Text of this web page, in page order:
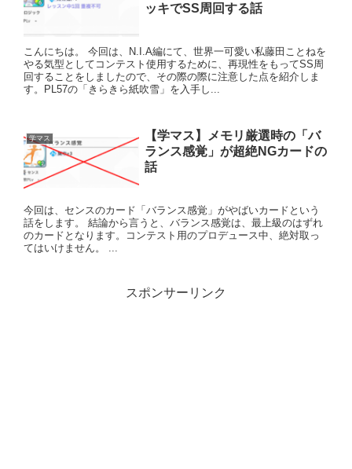
ッキでSS周回する話
こんにちは。 今回は、N.I.A編にて、世界一可愛い私藤田ことねを
やる気型としてコンテスト使用するために、再現性をもってSS周
回することをしましたので、その際の際に注意した点を紹介しま
す。PL57の「きらきら紙吹雪」を入手し...
学マス
【学マス】メモリ厳選時の「バ
ランス感覚」が超絶NGカードの
話
今回は、センスのカード「バランス感覚」がやばいカードという
話をします。 結論から言うと、バランス感覚は、最上級のはずれ
のカードとなります。コンテスト用のプロデュース中、絶対取っ
てはいけません。 ...
スポンサーリンク